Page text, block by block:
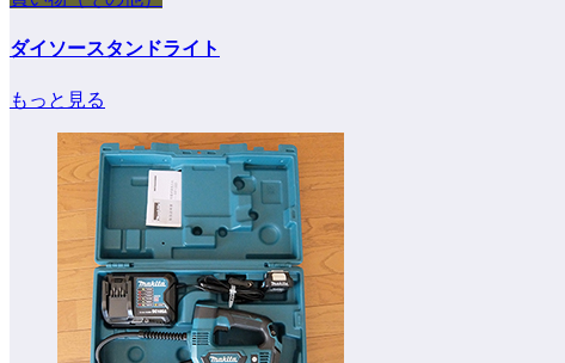
ダイソースタンドライト
もっと見る